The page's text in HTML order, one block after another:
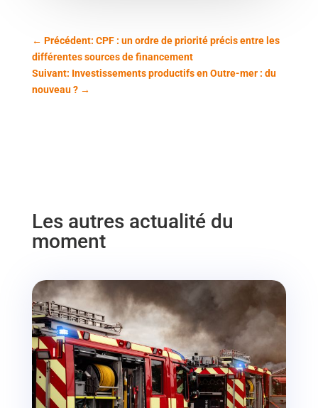
← Précédent: CPF : un ordre de priorité précis entre les
différentes sources de financement
Suivant: Investissements productifs en Outre-mer : du
nouveau ?→
Les autres actualité du
moment